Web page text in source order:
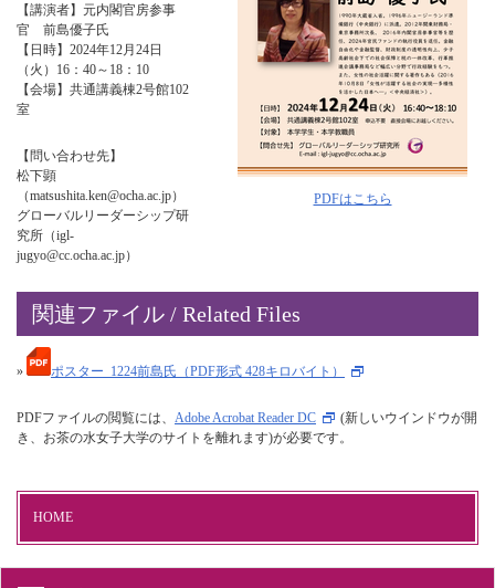
PDFはこちら
【講演者】元内閣官房参事
官 前島優子氏
【日時】2024年12月24日
（火）16：40～18：10
【会場】共通講義棟2号館102
室
【問い合わせ先】
松下顕
（matsushita.ken@ocha.ac.jp）
グローバルリーダーシップ研
究所（igl-
jugyo@cc.ocha.ac.jp）
関連ファイル / Related Files
» ポスター_1224前島氏（PDF形式 428キロバイト）
PDFファイルの閲覧には、 Adobe Acrobat Reader DC
(新しいウインドウが開
き、お茶の水女子大学のサイトを離れます)が必要です。
HOME